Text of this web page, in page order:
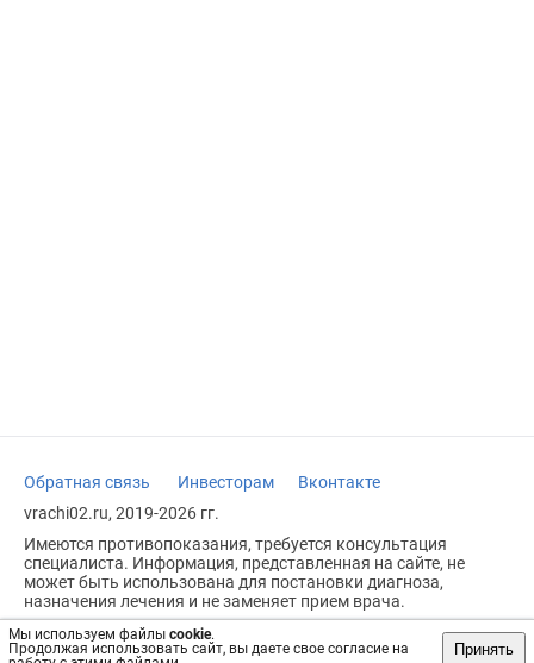
Мы используем файлы cookie.
Продолжая использовать сайт, вы даете свое согласие на
Принять
Обратная связь Инвесторам
Вконтакте
vrachi02.ru, 2019-2026 гг.
Имеются противопоказания, требуется консультация
специалиста. Информация, представленная на сайте, не
может быть использована для постановки диагноза,
назначения лечения и не заменяет прием врача.
Возрастное ограничение: 18+